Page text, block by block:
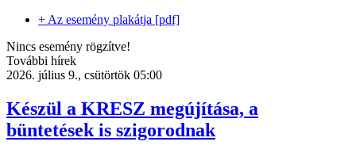
+ Az esemény plakátja [pdf]
Nincs esemény rögzítve!
További hírek
2026. július 9., csütörtök 05:00
Készül a KRESZ megújítása, a
büntetések is szigorodnak